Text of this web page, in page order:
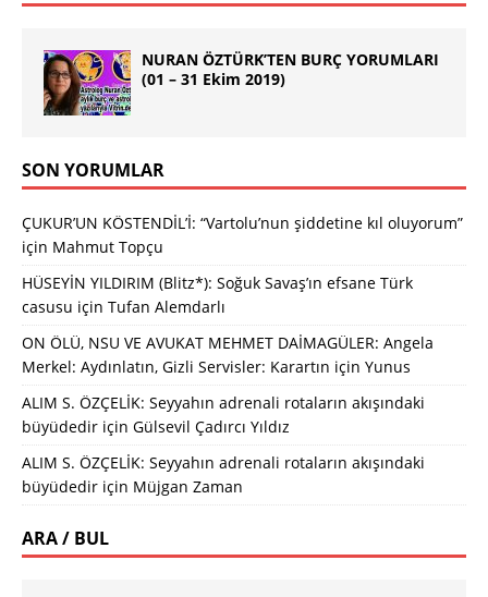
NURAN ÖZTÜRK’TEN BURÇ YORUMLARI
(01 – 31 Ekim 2019)
SON YORUMLAR
ÇUKUR’UN KÖSTENDİL’İ: “Vartolu’nun şiddetine kıl oluyorum”
için Mahmut Topçu
HÜSEYİN YILDIRIM (Blitz*): Soğuk Savaş’ın efsane Türk
casusu için Tufan Alemdarlı
ON ÖLÜ, NSU VE AVUKAT MEHMET DAİMAGÜLER: Angela
Merkel: Aydınlatın, Gizli Servisler: Karartın için Yunus
ALIM S. ÖZÇELİK: Seyyahın adrenali rotaların akışındaki
büyüdedir için Gülsevil Çadırcı Yıldız
ALIM S. ÖZÇELİK: Seyyahın adrenali rotaların akışındaki
büyüdedir için Müjgan Zaman
ARA / BUL